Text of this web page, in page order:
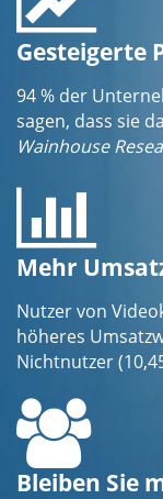
Gesteigerte
94 % der
sagen, dass sie
Wainhouse
Mehr
Nutzer von
höheres
Nichtnutzer
Bleiben Sie